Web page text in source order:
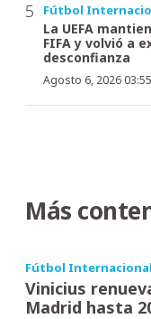
Fútbol
La UEFA
FIFA y volvió a
desconfianza
Agosto 6, 2026
Más
Fútbol Internacional
Vinicius
Madrid hasta